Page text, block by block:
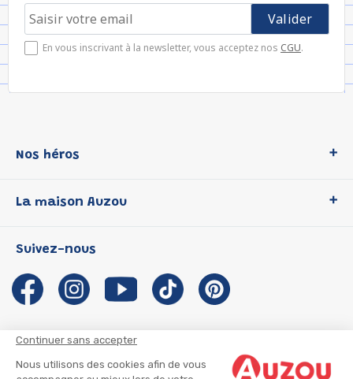
Continuer sans accepter
Nous utilisons des cookies afin de vous
En vous inscrivant à la newsletter, vous acceptez nos CGU.
Nos héros
P'tit Loup
Les Influenceuses
Migali
Petite Taupe
La maison Auzou
Notre histoire
Auzou s'engage
Auteurs et illustrateurs Auzou
Suivre mon colis
Suivez-nous
CGU